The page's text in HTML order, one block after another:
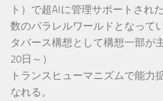
ト）で超AIに管理サポートされ
数のパラレルワールドとなって
タバース構想として構想一部
20日～）
トランスヒューマニズムで能力
なれる。